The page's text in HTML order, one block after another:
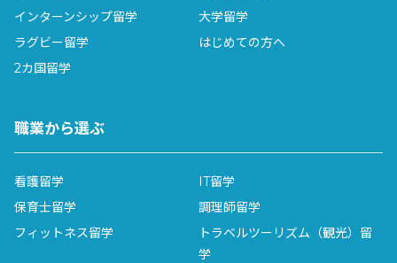
インターンシップ留学
大学留学
ラグビー留学
はじめての方へ
2カ国留学
職業から選ぶ
看護留学
IT留学
保育士留学
調理師留学
フィットネス留学
トラベルツーリズム（観光）留
学